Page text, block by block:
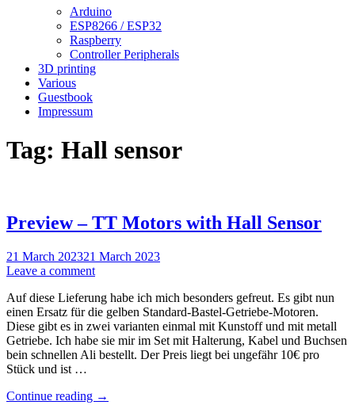
Arduino
ESP8266 / ESP32
Raspberry
Controller Peripherals
3D printing
Various
Guestbook
Impressum
Tag: Hall sensor
Preview – TT Motors with Hall Sensor
21 March 202321 March 2023
Leave a comment
Auf diese Lieferung habe ich mich besonders gefreut. Es gibt nun
einen Ersatz für die gelben Standard-Bastel-Getriebe-Motoren.
Diese gibt es in zwei varianten einmal mit Kunstoff und mit metall
Getriebe. Ich habe sie mir im Set mit Halterung, Kabel und Buchsen
bein schnellen Ali bestellt. Der Preis liegt bei ungefähr 10€ pro
Stück und ist …
Continue reading "Preview
→